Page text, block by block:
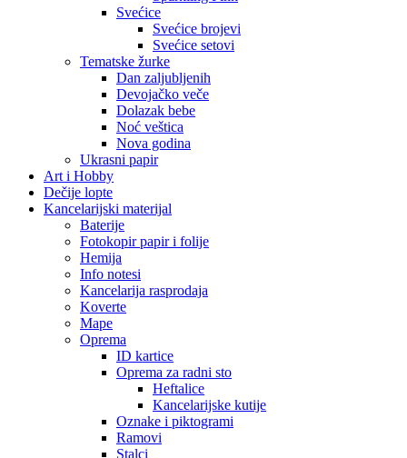
Svećice
Svećice brojevi
Svećice setovi
Tematske žurke
Dan zaljubljenih
Devojačko veče
Dolazak bebe
Noć veštica
Nova godina
Ukrasni papir
Art i Hobby
Dečije lopte
Kancelarijski materijal
Baterije
Fotokopir papir i folije
Hemija
Info notesi
Kancelarija rasprodaja
Koverte
Mape
Oprema
ID kartice
Oprema za radni sto
Heftalice
Kancelarijske kutije
Oznake i piktogrami
Ramovi
Stalci